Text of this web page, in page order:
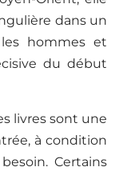
dans un
hommes et
du début
livres sont une
à condition
Certains